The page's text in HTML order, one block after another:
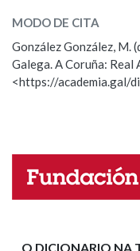
ESCOLLE UNHA
Observación
Propoño
Nome
MODO DE CITA
González González, M.
Galega. A Coruña: Real
<https://academia.gal/
O DICIONARIO NA